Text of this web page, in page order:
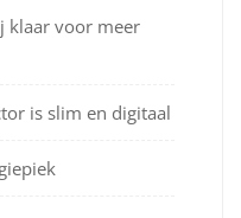
klaar voor meer
is slim en digitaal